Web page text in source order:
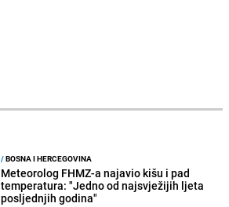
/BOSNA I HERCEGOVINA
Meteorolog FHMZ-a najavio kišu i pad
temperatura: "Jedno od najsvježijih ljeta
posljednjih godina"